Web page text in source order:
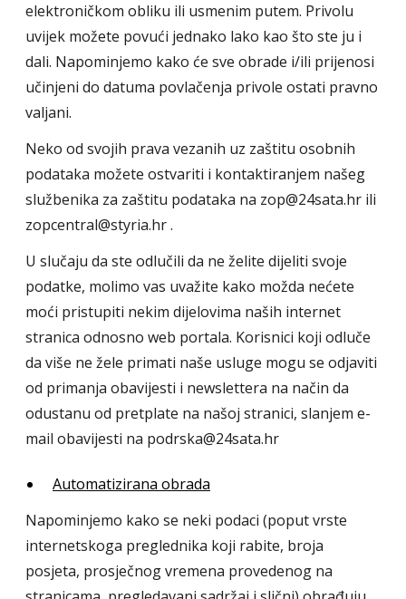
elektroničkom obliku ili usmenim putem. Privolu
uvijek možete povući jednako lako kao što ste ju i
dali. Napominjemo kako će sve obrade i/ili prijenosi
učinjeni do datuma povlačenja privole ostati pravno
valjani.
Neko od svojih prava vezanih uz zaštitu osobnih
podataka možete ostvariti i kontaktiranjem našeg
službenika za zaštitu podataka na zop@24sata.hr ili
zopcentral@styria.hr .
U slučaju da ste odlučili da ne želite dijeliti svoje
podatke, molimo vas uvažite kako možda nećete
moći pristupiti nekim dijelovima naših internet
stranica odnosno web portala. Korisnici koji odluče
da više ne žele primati naše usluge mogu se odjaviti
od primanja obavijesti i newslettera na način da
odustanu od pretplate na našoj stranici, slanjem e-
mail obavijesti na podrska@24sata.hr
Automatizirana obrada
Napominjemo kako se neki podaci (poput vrste
internetskoga preglednika koji rabite, broja
posjeta, prosječnog vremena provedenog na